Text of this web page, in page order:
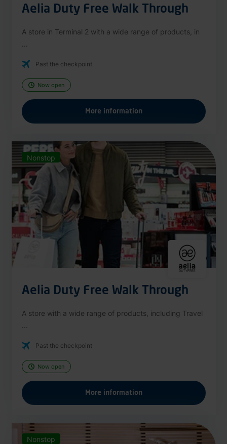
Aelia Duty Free Walk Through
A store in Terminal 2 with a wide range of products, in
Past the checkpoint
Now open
More information
Nonstop
Aelia Duty Free Walk Through
A store with a wide range of products, including Travel
Past the checkpoint
Now open
More information
Nonstop